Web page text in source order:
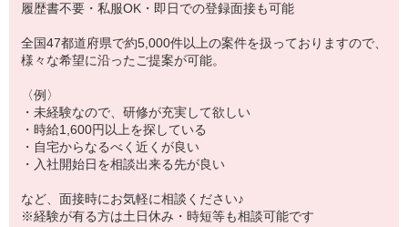
履歴書不要・私服OK・即日での登録面接も可能
全国47都道府県で約5,000件以上の案件を扱っておりますので、
様々な希望に沿ったご提案が可能。
〈例〉
・未経験なので、研修が充実して欲しい
・時給1,600円以上を探している
・自宅からなるべく近くが良い
・入社開始日を相談出来る先が良い
など、面接時にお気軽に相談ください♪
※経験が有る方は土日休み・時短等も相談可能です